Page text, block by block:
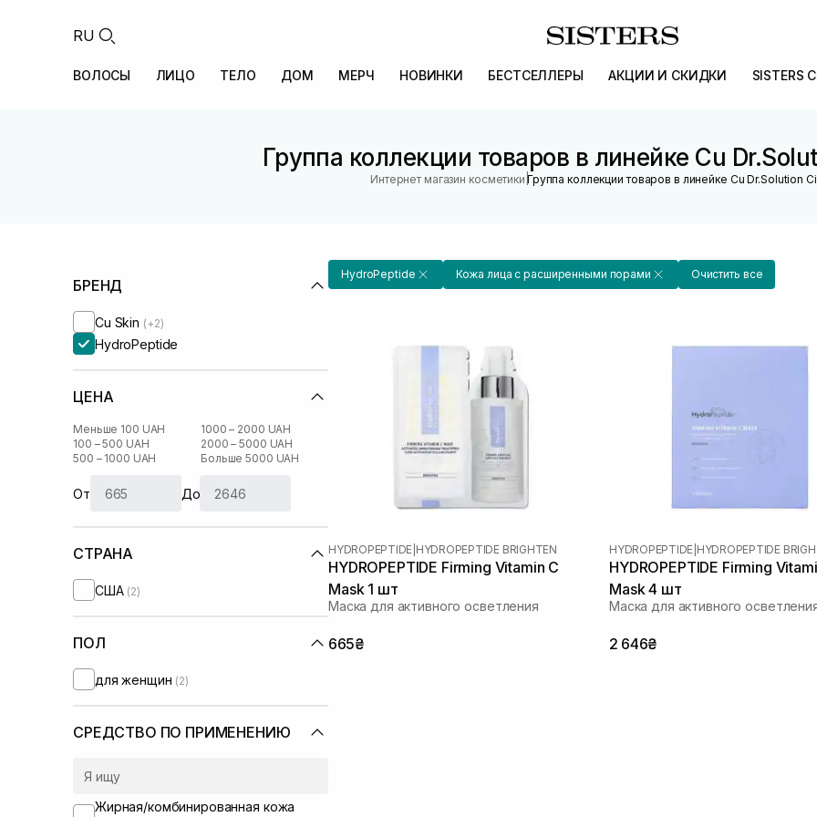
RU
ВОЛОСЫ ЛИЦО ТЕЛО ДОМ МЕРЧ НОВИНКИ БЕСТСЕЛЛЕРЫ АКЦИИ И СКИДКИ SISTERS
Группа коллекции товаров в линейке Cu
Интернет магазин косметики |Группа коллекции товаров в линейке Cu Dr.Solution
БРЕНД
Cu Skin (+2)
HydroPeptide
ЦЕНА
Меньше 100 UAH
100 – 500 UAH
500 – 1000 UAH
1000 – 2000 UAH
2000 – 5000 UAH
Больше 5000 UAH
От До
СТРАНА
США (2)
ПОЛ
для женщин (2)
СРЕДСТВО ПО ПРИМЕНЕНИЮ
Жирная/комбинированная кожа
HydroPeptide Кожа лица с расширенными порами Очистить все
HYDROPEPTIDE HYDROPEPTIDE BRIGHTEN
HYDROPEPTIDE Firming Vitamin C
Mask 1 шт
Маска для активного осветления
665₴
HYDROPEPTIDE HYDROPEPTIDE
HYDROPEPTIDE Firming
Mask 4 шт
Маска для активного
2 646₴